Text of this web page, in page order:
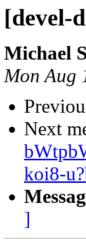
[devel-
Michael
Mon Aug
Next
koi8-
]